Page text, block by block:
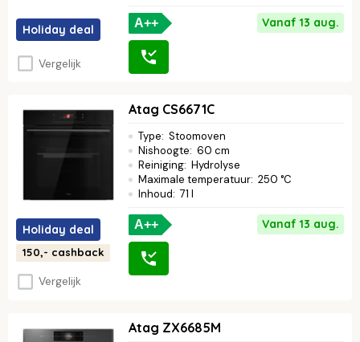
Holiday deal
Vergelijk
A++ Vanaf 13 aug.
Holiday deal
150,- cashback
Vergelijk
Atag CS6671C
Type: Stoomoven
Nishoogte: 60 cm
Reiniging: Hydrolyse
Maximale temperatuur: 250 °C
Inhoud: 71 l
A++ Vanaf 13 aug.
Atag ZX6685M